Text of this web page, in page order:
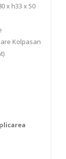
x h33 x 50
Kolpasan